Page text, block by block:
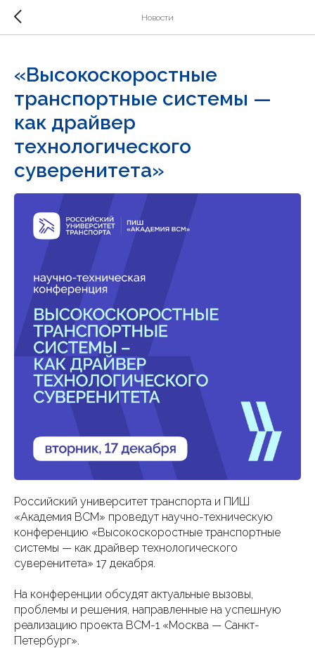
Новости
«Высокоскоростные
транспортные системы —
как драйвер
технологического
суверенитета»
Российский университет транспорта и ПИШ
«Академия ВСМ» проведут научно-техническую
конференцию «Высокоскоростные транспортные
системы — как драйвер технологического
суверенитета» 17 декабря.
На конференции обсудят актуальные вызовы,
проблемы и решения, направленные на успешную
реализацию проекта ВСМ-1 «Москва — Санкт-
Петербург».